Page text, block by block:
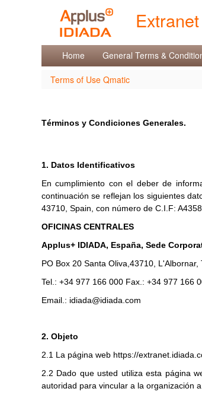
Terms of Use
Home General Terms &
Terms of Use Qmatic
Términos y Condiciones Generales.
1. Datos Identificativos
En cumplimiento con el deber de
continuación se reflejan los siguientes
43710, Spain, con número de C.I.F:
OFICINAS CENTRALES
Applus+ IDIADA, España, Sede
PO Box 20 Santa Oliva,43710, L'Albornar,
Tel.: +34 977 166 000 Fax.: +34 977 166
Email.: idiada@idiada.com
2. Objeto
2.1 La página web https://
2.2 Dado que usted utiliza esta página
autoridad para vincular a la organización